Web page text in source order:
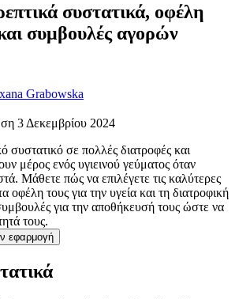
συστατικά, οφέλη
συμβουλές αγορών
Grabowska
3 Δεκεμβρίου 2024
συστατικό σε πολλές διατροφές και
μέρος ενός υγιεινού γεύματος όταν
Μάθετε πώς να επιλέγετε τις καλύτερες
οφέλη τους για την υγεία και τη διατροφική
για την αποθήκευσή τους ώστε να
τους.
εφαρμογή